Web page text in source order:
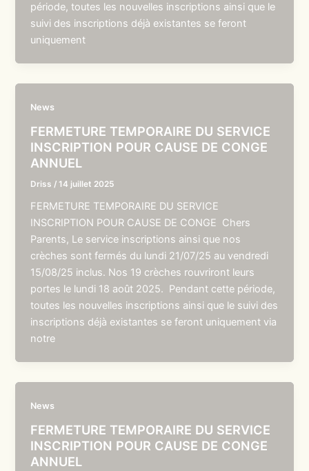
période, toutes les nouvelles inscriptions ainsi que le
suivi des inscriptions déjà existantes se feront
uniquement
News
FERMETURE TEMPORAIRE DU SERVICE
INSCRIPTION POUR CAUSE DE CONGE
ANNUEL
Driss /14 juillet 2025
FERMETURE TEMPORAIRE DU SERVICE
INSCRIPTION POUR CAUSE DE CONGE Chers
Parents, Le service inscriptions ainsi que nos
crèches sont fermés du lundi 21/07/25 au vendredi
15/08/25 inclus. Nos 19 crèches rouvriront leurs
portes le lundi 18 août 2025. Pendant cette période,
toutes les nouvelles inscriptions ainsi que le suivi des
inscriptions déjà existantes se feront uniquement via
notre
News
FERMETURE TEMPORAIRE DU SERVICE
INSCRIPTION POUR CAUSE DE CONGE
ANNUEL